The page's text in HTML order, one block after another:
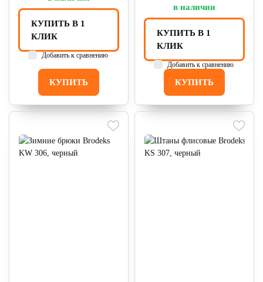
КУПИТЬ
КУПИТЬ В 1
КЛИК
Добавить к сравнению
в наличии
КУПИТЬ
КУПИТЬ В 1
КЛИК
Добавить к сравнению